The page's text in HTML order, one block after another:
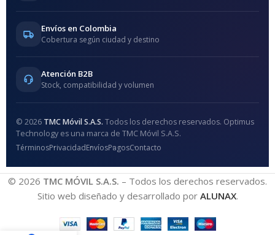
Envíos en Colombia
Cobertura según ciudad y destino
Atención B2B
Stock, compatibilidad y volumen
© 2026 TMC Móvil S.A.S. Todos los derechos reservados. Optimus
Technology es una marca de TMC Móvil S.A.S.
TérminosPrivacidadEnvíosPagosContacto
© 2026 TMC MÓVIL S.A.S. – Todos los derechos reservados.
Sitio web diseñado y desarrollado por ALUNAX.